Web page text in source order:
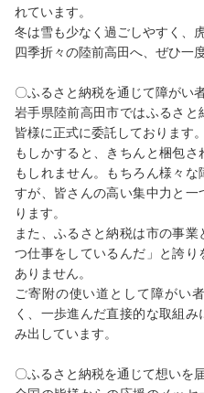
れています。
冬は雪も少なく過ごしやすく、
四季折々の陸前高田へ、ぜひ一
〇ふるさと納税を通じて障がい
岩手県陸前高田市ではふるさ
皆様に正式に委託しております。
もしかすると、きちんと梱包
もしれません。もちろん様々
すが、皆さんの高い集中力と
ります。
また、ふるさと納税は市の事
つ仕事をしているんだ」と誇
ありません。
ご寄附の使い道として障がい
く、一歩進んだ直接的な取組
み出しています。
〇ふるさと納税を通じて想いを